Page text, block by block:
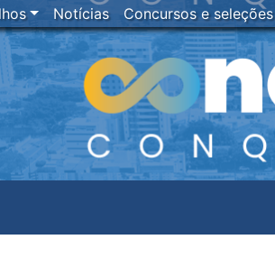
Notícias Concursos e seleções